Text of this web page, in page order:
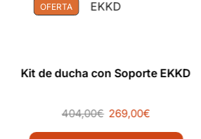
OFERTA
Kit de ducha con Soporte EKKD
404,00€ 269,00€